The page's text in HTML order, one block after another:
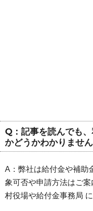
Q：記事を読んでも
かどうかわかりませ
A：弊社は給付金や補助
象可否や申請方法はご
村役場や給付金事務局